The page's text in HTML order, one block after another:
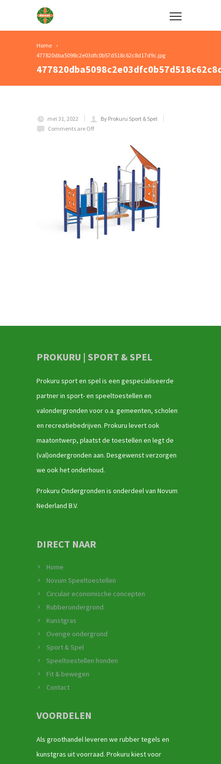
Home
477820dba5098c2e03dfc0b57d518c62c8d17d9c.jpg
mei 31, 2022
By Prokuru Sport & Spel
Comments are Off
PROKURU | SPORT & SPEL
Prokuru sport en spel is een gespecialiseerde
partner in sport- en speeltoestellen en
valondergronden voor o.a. gemeenten, scholen
en recreatiebedrijven. Prokuru levert ook
maatontwerp, plaatst de toestellen en legt de
(val)ondergronden aan. Desgewenst verzorgen
we ook het onderhoud.
Prokuru Ondergronden is onderdeel van Novum
Nederland B.V.
DIRECT NAAR
Home
Novum Speeltoestellen
Circulair economische concepten
Rubberondergrond
Kunstgras
Overige ondergrond
Sport & Spel
Speeltoestellen honden
Fit & bewegen
Contact
VOORDELEN
Als groothandel leveren we rubber tegels en
kunstgras uit voorraad. Prokuru kiest voor